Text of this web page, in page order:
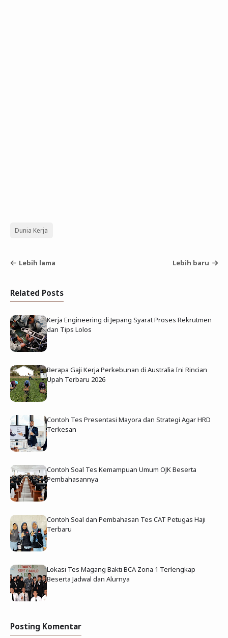
Dunia Kerja
Lebih lama Lebih baru
Related Posts
Kerja Engineering di Jepang Syarat Proses Rekrutmen
dan Tips Lolos
Berapa Gaji Kerja Perkebunan di Australia Ini Rincian
Upah Terbaru 2026
Contoh Tes Presentasi Mayora dan Strategi Agar HRD
Terkesan
Contoh Soal Tes Kemampuan Umum OJK Beserta
Pembahasannya
Contoh Soal dan Pembahasan Tes CAT Petugas Haji
Terbaru
Lokasi Tes Magang Bakti BCA Zona 1 Terlengkap
Beserta Jadwal dan Alurnya
Posting Komentar